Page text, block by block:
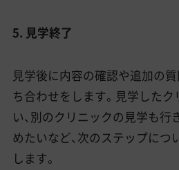
5. 見学終了
見学後に内容の確認や追加の
ち合わせをします。見学した
い、別のクリニックの見学も
めたいなど、次のステップにつ
します。